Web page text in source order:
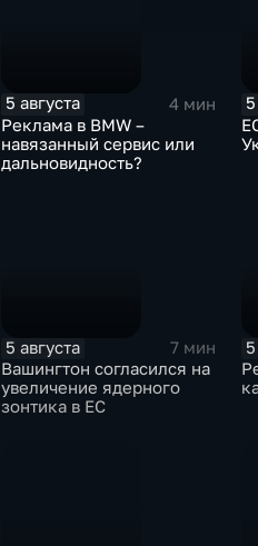
5 августа
4 мин
Реклама в BMW –
навязанный сервис или
дальновидность?
5 августа
7 мин
Вашингтон согласился на
увеличение ядерного
зонтика в ЕС